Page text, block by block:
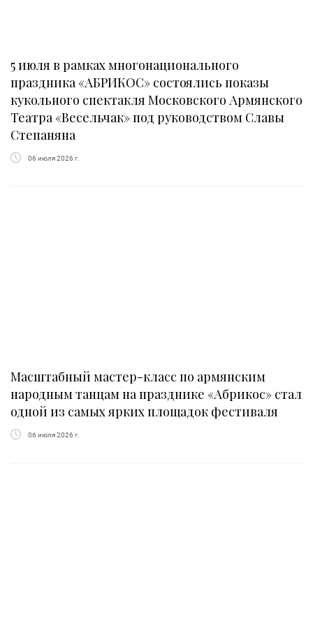
5 июля в рамках многонационального
праздника «АБРИКОС» состоялись показы
кукольного спектакля Московского Армянского
Театра «Весельчак» под руководством Славы
Степаняна
06 июля 2026 г.
Масштабный мастер-класс по армянским
народным танцам на празднике «Абрикос» стал
одной из самых ярких площадок фестиваля
06 июля 2026 г.